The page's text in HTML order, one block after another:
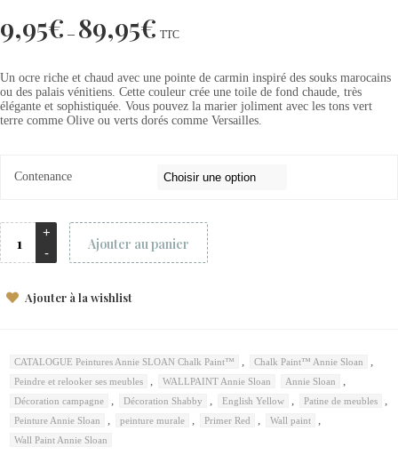
9,95€ – 89,95€ TTC
Un ocre riche et chaud avec une pointe de carmin inspiré des souks marocains
ou des palais vénitiens. Cette couleur crée une toile de fond chaude, très
élégante et sophistiquée. Vous pouvez la marier joliment avec les tons vert
terre comme Olive ou verts dorés comme Versailles.
Contenance
Ajouter au panier
Ajouter à la wishlist
CATALOGUE Peintures Annie SLOAN Chalk Paint™ , Chalk Paint™ Annie Sloan ,
Peindre et relooker ses meubles , WALLPAINT Annie Sloan Annie Sloan ,
Décoration campagne , Décoration Shabby , English Yellow , Patine de meubles ,
Peinture Annie Sloan , peinture murale , Primer Red , Wall paint ,
Wall Paint Annie Sloan